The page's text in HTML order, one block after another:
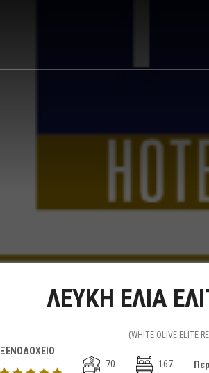
ΛΕΥΚΗ ΕΛΙΑ
(WHITE OLIVE ELITE
ΞΕΝΟΔΟΧΕΙΟ
70
167